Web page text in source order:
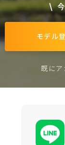
モデル
既に